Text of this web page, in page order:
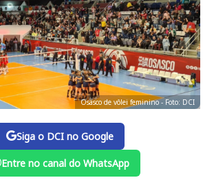
Osasco de vôlei feminino - Foto: DCI
Siga o DCI no Google
Entre no canal do WhatsApp